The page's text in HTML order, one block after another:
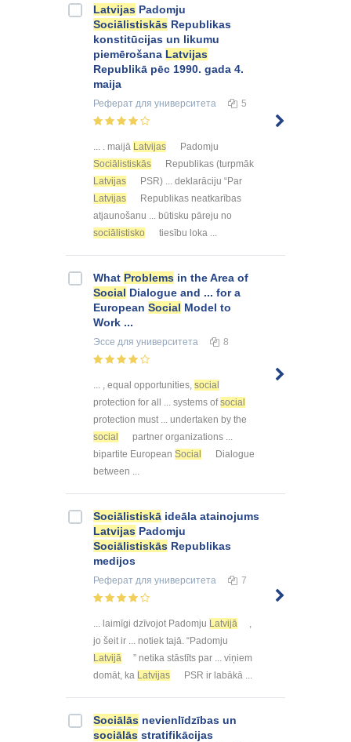
Latvijas Padomju
Sociālistiskās Republikas
konstitūcijas un likumu
piemērošana Latvijas
Republikā pēc 1990. gada 4.
maija
Реферат для университета 5
... . maijā Latvijas
Padomju
Sociālistiskās
Republikas (turpmāk
Latvijas
PSR) ... deklarāciju “Par
Latvijas
Republikas neatkarības
atjaunošanu ... būtisku pāreju no
sociālistisko
tiesību loka ...
What Problems in the Area of
Social Dialogue and ... for a
European Social Model to
Work ...
Эссе для университета 8
... , equal opportunities, social
protection for all ... systems ofsocial
protection must ... undertaken by the
social
partner organizations ...
bipartite European Social
Dialogue
between ...
Sociālistiskā ideāla atainojums
Latvijas Padomju
Sociālistiskās Republikas
medijos
Реферат для университета 7
... laimīgi dzīvojot Padomju Latvijā
jo šeit ir ... notiek tajā. “Padomju
Latvijā
” netika stāstīts par ... viņiem
domāt, ka Latvijas PSR ir labākā ...
Sociālās nevienlīdzības un
sociālās stratifikācijas